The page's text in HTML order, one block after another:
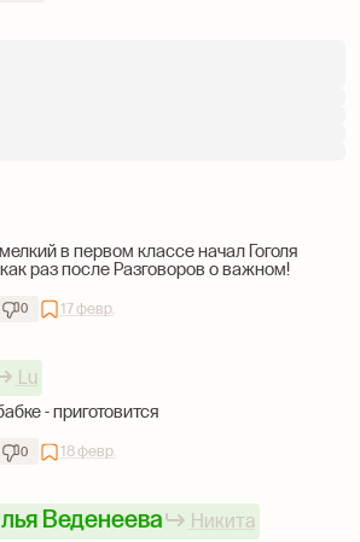
в первом классе начал Гоголя
как раз после Разговоров о важном!
0 17 февр.
Lu
- приготовится
0 18 февр.
Веденеева
Никита